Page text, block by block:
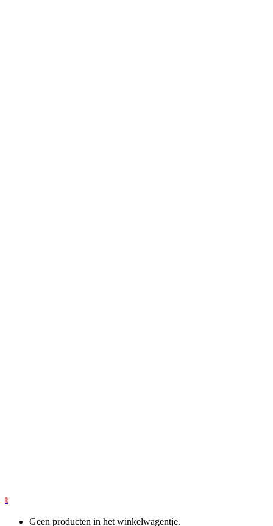
0
Geen producten in het winkelwagentje.